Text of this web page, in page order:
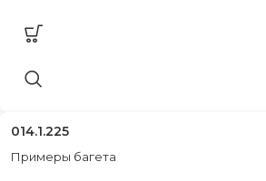
014.1.225
Примеры багета